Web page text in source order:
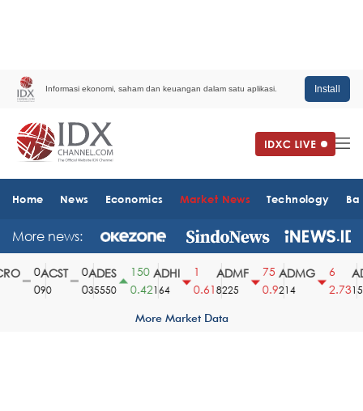
Informasi ekonomi, saham dan keuangan dalam satu aplikasi. Install
Home News Economics Market News Technology
More news:
ACST
90
ADES
35550
150
0.42
ADHI
164
0.61
ADMF
8225
75
0.9
ADMG
214
2.73
More Market Data